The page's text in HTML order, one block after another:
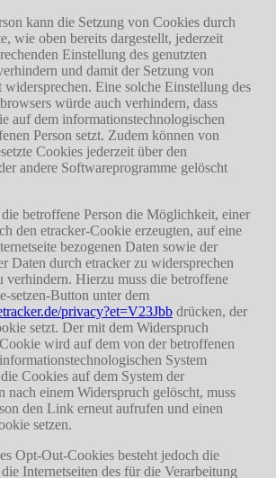
kann die Setzung von Cookies durch
wie oben bereits dargestellt, jederzeit
Einstellung des genutzten
und damit der Setzung von
widersprechen. Eine solche Einstellung des
würde auch verhindern, dass
auf dem informationstechnologischen
Person setzt. Zudem können von
Cookies jederzeit über den
andere Softwareprogramme gelöscht
betroffene Person die Möglichkeit, einer
den etracker-Cookie erzeugten, auf eine
bezogenen Daten sowie der
Daten durch etracker zu widersprechen
verhindern. Hierzu muss die betroffene
setzen-Button unter dem
privacy?et=V23Jbb drücken, der
setzt. Der mit dem Widerspruch
wird auf dem von der betroffenen
System
Cookies auf dem System der
nach einem Widerspruch gelöscht, muss
den Link erneut aufrufen und einen
setzen.
Opt-Out-Cookies besteht jedoch die
Internetseiten des für die Verarbeitung